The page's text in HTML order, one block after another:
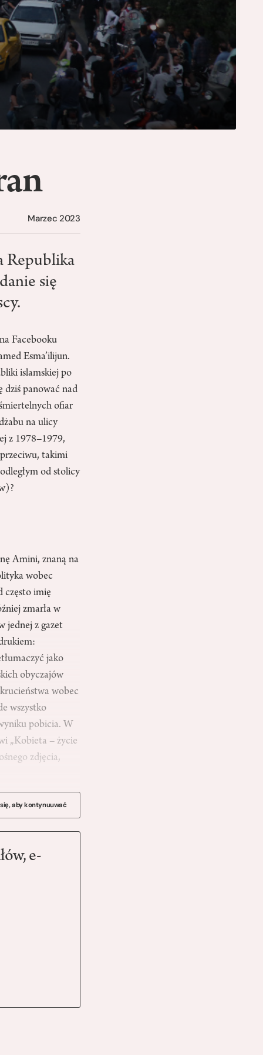
Marzec 2023
Republika
się
Facebooku
Esma’ilijun.
islamskiej po
dziś panować nad
ofiar
na ulicy
z 1978–1979,
takimi
od stolicy
Amini, znaną na
wobec
często imię
zmarła w
jednej z gazet
jako
obyczajów
wobec
wszystko
pobicia. W
„Kobieta – życie
zdjęcia,
aby kontynuuwać
e-